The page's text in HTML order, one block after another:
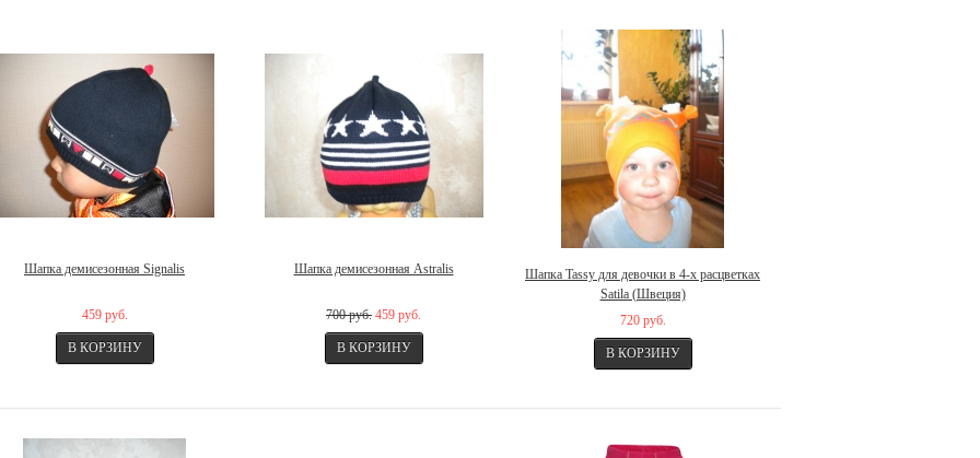
Шапка демисезонная Signalis
459 руб.
Шапка демисезонная Astralis
700 руб. 459 руб.
Шапка Tassy для девочки в 4-х расцветках
Satila (Швеция)
720 руб.